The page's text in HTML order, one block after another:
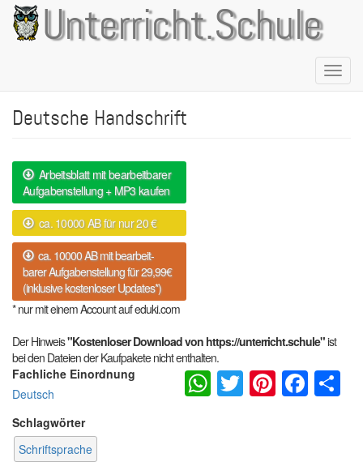
Direkt
zum
Inhalt
Unterricht.Schule
Deutsche Handschrift
Arbeitsblatt mit bearbeitbarer
Aufgabenstellung + MP3 kaufen
ca. 10000 AB für nur 20 €
ca. 10000 AB mit bearbeit-
barer Aufgabenstellung für 29,99€
(inklusive kostenloser Updates*)
* nur mit einem Account auf eduki.com
Der Hinweis"Kostenloser Download von https://unterricht.schule"ist
bei den Dateien der Kaufpakete nicht enthalten.
Fachliche Einordnung
Deutsch
Schlagwörter
Schriftsprache
WhatsApp
Twitter